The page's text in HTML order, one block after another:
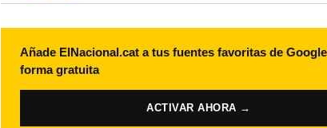
Añade ElNacional.cat a tus fuentes favoritas de
forma gratuita
ACTIVAR AHORA →